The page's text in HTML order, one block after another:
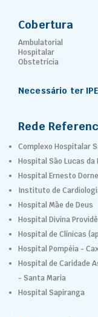
Cobertura
Ambulatorial
Hospitalar
Obstetrícia
Necessário ter
Rede
Complexo Hospitalar
Hospital São Lucas da
Hospital Ernesto
Instituto de
Hospital Mãe de Deus
Hospital Divina
Hospital de Clínicas
Hospital Pompéia -
Hospital de Caridade
- Santa Maria
Hospital Sapiranga